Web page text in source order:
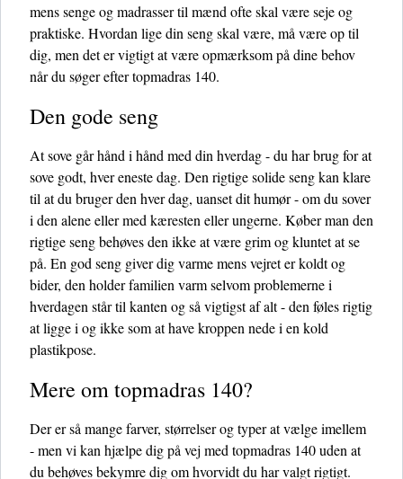
mens senge og madrasser til mænd ofte skal være seje og
praktiske. Hvordan lige din seng skal være, må være op til
dig, men det er vigtigt at være opmærksom på dine behov
når du søger efter topmadras 140.
Den gode seng
At sove går hånd i hånd med din hverdag - du har brug for at
sove godt, hver eneste dag. Den rigtige solide seng kan klare
til at du bruger den hver dag, uanset dit humør - om du sover
i den alene eller med kæresten eller ungerne. Køber man den
rigtige seng behøves den ikke at være grim og kluntet at se
på. En god seng giver dig varme mens vejret er koldt og
bider, den holder familien varm selvom problemerne i
hverdagen står til kanten og så vigtigst af alt - den føles rigtig
at ligge i og ikke som at have kroppen nede i en kold
plastikpose.
Mere om topmadras 140?
Der er så mange farver, størrelser og typer at vælge imellem
- men vi kan hjælpe dig på vej med topmadras 140 uden at
du behøves bekymre dig om hvorvidt du har valgt rigtigt.